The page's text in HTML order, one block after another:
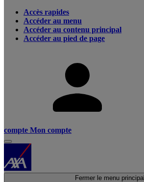
Accès rapides
Accéder au menu
Accéder au contenu principal
Accéder au pied de page
compte Mon compte
Fermer le menu principal